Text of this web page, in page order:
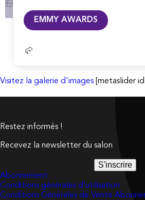
EMMY AWARDS
Visitez la galerie d'images [metaslider
Restez informés !
Recevez la newsletter du salon
S'inscrire
Abonnement
Conditions générales d’utilisation
Conditions Générales de Vente